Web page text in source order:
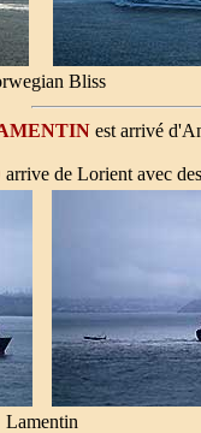
Bliss
est arrivé
arrive de Lorient avec
Lamentin